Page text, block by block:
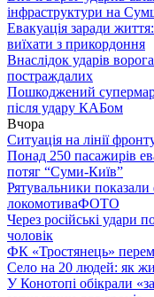
інфраструктури на
Евакуація заради
виїхати з прикордоння
Внаслідок ударів
постраждалих
Пошкоджений
після удару КАБом
Вчора
Ситуація на лінії
Понад 250 пасажирів
потяг “Суми-Київ”
Рятувальники
локомотиваФОТО
Через російські удари
чоловік
ФК «Тростянець»
Село на 20 людей: як
У Конотопі обікрали